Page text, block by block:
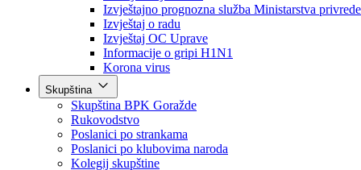
Dnevni izvještaj MUP-a
Obavještenja i izvještaji
Obavještenja Vlade
Izvještajno prognozna služba Ministarstva privrede
Izvještaj o radu
Izvještaj OC Uprave
Informacije o gripi H1N1
Korona virus
Skupština
Skupština BPK Goražde
Rukovodstvo